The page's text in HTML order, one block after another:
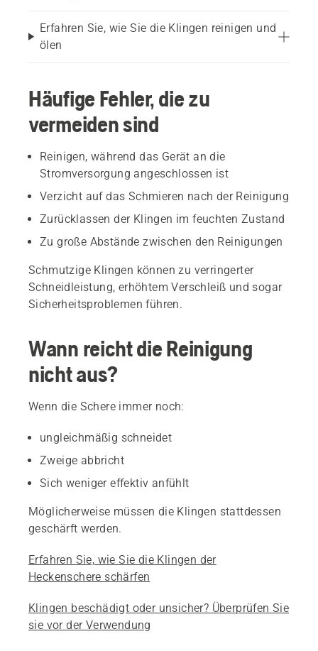
Erfahren Sie, wie Sie die Klingen reinigen und
ölen
Häufige Fehler, die zu
vermeiden sind
Reinigen, während das Gerät an die
Stromversorgung angeschlossen ist
Verzicht auf das Schmieren nach der Reinigung
Zurücklassen der Klingen im feuchten Zustand
Zu große Abstände zwischen den Reinigungen
Schmutzige Klingen können zu verringerter
Schneidleistung, erhöhtem Verschleiß und sogar
Sicherheitsproblemen führen.
Wann reicht die Reinigung
nicht aus?
Wenn die Schere immer noch:
ungleichmäßig schneidet
Zweige abbricht
Sich weniger effektiv anfühlt
Möglicherweise müssen die Klingen stattdessen
geschärft werden.
Erfahren Sie, wie Sie die Klingen der
Heckenschere schärfen
Klingen beschädigt oder unsicher? Überprüfen Sie
sie vor der Verwendung